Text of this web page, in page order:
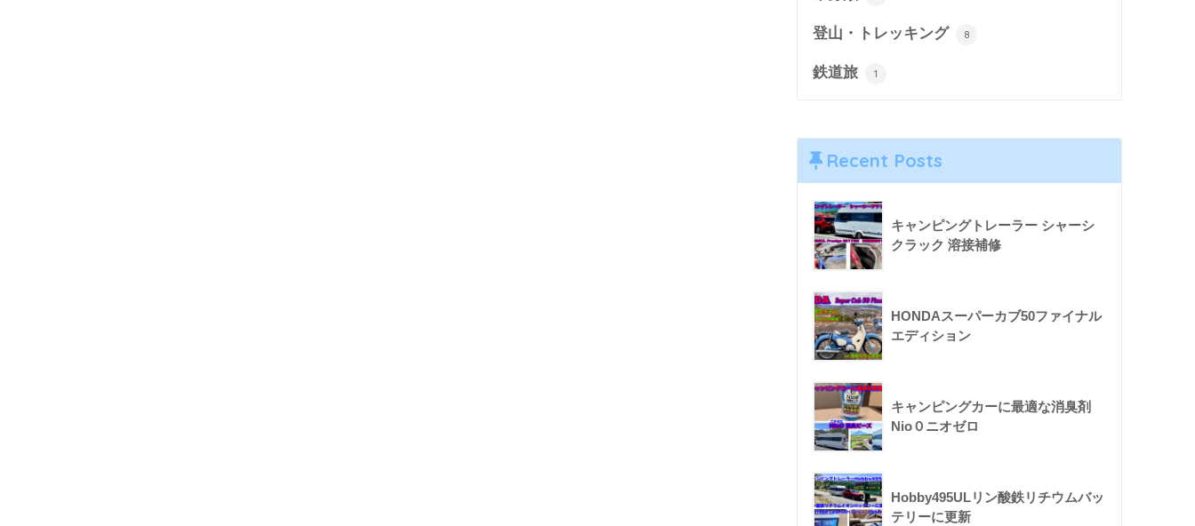
登山・トレッキング 8
鉄道旅 1
Recent Posts
キャンピングトレーラー シャーシ
クラック 溶接補修
HONDAスーパーカブ50ファイナル
エディション
キャンピングカーに最適な消臭剤
Nio０ニオゼロ
Hobby495ULリン酸鉄リチウムバッ
テリーに更新